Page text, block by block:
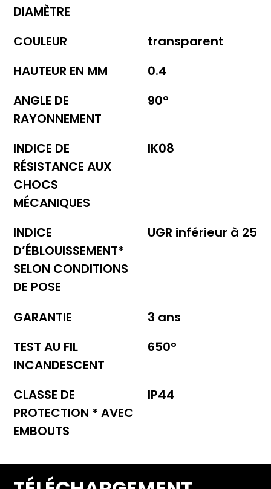
DIAMÈTRE
COULEUR
transparent
HAUTEUR EN MM
0.4
ANGLE DE
RAYONNEMENT
90°
INDICE DE
RÉSISTANCE AUX
CHOCS
MÉCANIQUES
IK08
INDICE
D’ÉBLOUISSEMENT*
SELON CONDITIONS
DE POSE
UGR inférieur à 25
GARANTIE
3 ans
TEST AU FIL
INCANDESCENT
650°
CLASSE DE
PROTECTION * AVEC
EMBOUTS
IP44